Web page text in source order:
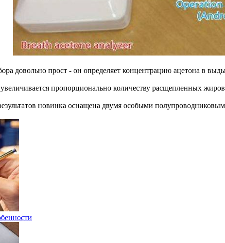
довольно прост - он определяет концентрацию ацетона в
пропорционально количеству расщепленных
новинка оснащена двумя особыми